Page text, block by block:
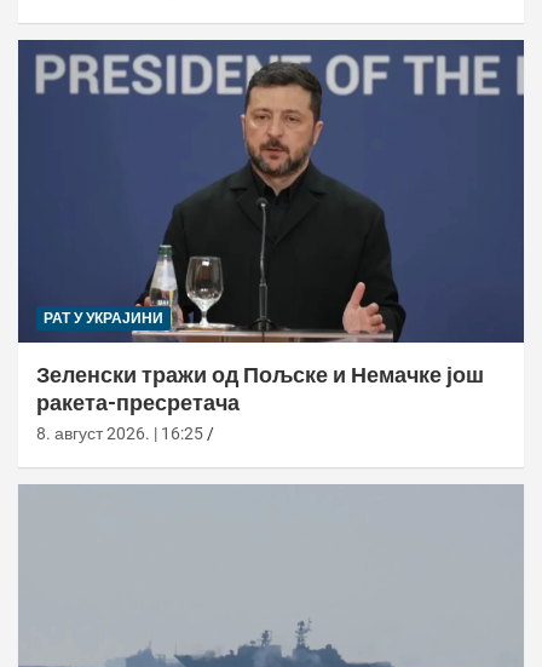
РАТ У УКРАЈИНИ
Зеленски тражи од Пољске и Немачке још
ракета-пресретача
8. август 2026. | 16:25